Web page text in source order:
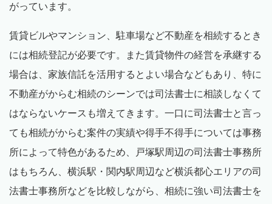
がっています。
賃貸ビルやマンション、駐車場など不動産を相続するとき
には相続登記が必要です。また賃貸物件の経営を承継する
場合は、家族信託を活用するとよい場合などもあり、特に
不動産がからむ相続のシーンでは司法書士に相談しなくて
はならないケースも増えてきます。一口に司法書士と言っ
ても相続がからむ案件の実績や得手不得手については事務
所によって特色があるため、戸塚駅周辺の司法書士事務所
はもちろん、横浜駅・関内駅周辺など横浜都心エリアの司
法書士事務所などを比較しながら、相続に強い司法書士を